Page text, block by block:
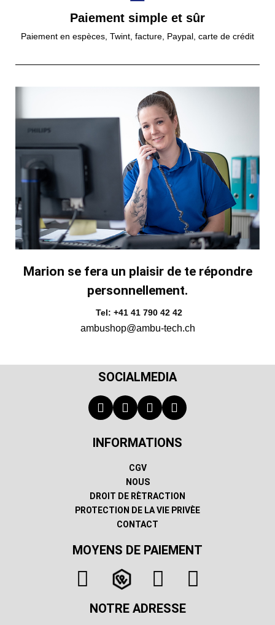
Paiement simple et sûr
Paiement en espèces, Twint, facture, Paypal, carte de crédit
Marion se fera un plaisir de te répondre
personnellement.
Tel: +41 41 790 42 42
ambushop@ambu-tech.ch
SOCIALMEDIA
INFORMATIONS
CGV
NOUS
DROIT DE RÈTRACTION
PROTECTION DE LA VIE PRIVÈE
CONTACT
MOYENS DE PAIEMENT
NOTRE ADRESSE